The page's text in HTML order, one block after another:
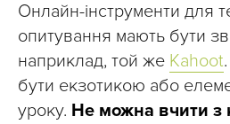
Онлайн-інструменти для
опитування мають бути
наприклад, той же Kahoot
бути екзотикою або
уроку. Не можна вчити з